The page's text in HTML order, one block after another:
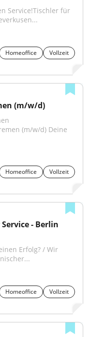
Service!Tischler für
Homeoffice
Vollzeit
(m/w/d)
(m/w/d) Deine
Homeoffice
Vollzeit
- Berlin
Erfolg? / Wir
Homeoffice
Vollzeit